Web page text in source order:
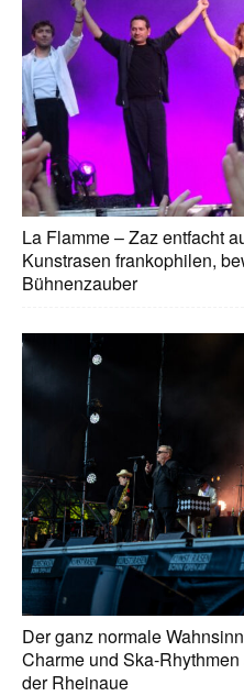
La Flamme – Zaz entfacht
Kunstrasen frankophilen,
Bühnenzauber
Der ganz normale
Charme und Ska-
der Rheinaue